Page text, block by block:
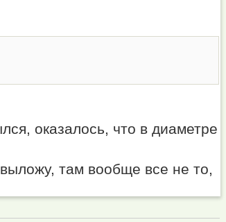
оказалось, что в диаметре
там вообще все не то,